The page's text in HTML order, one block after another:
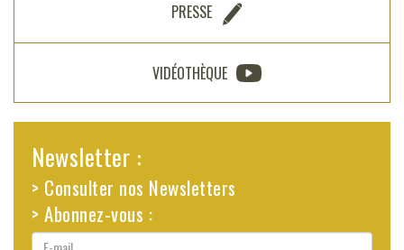
PRESSE
VIDÉOTHÈQUE
Newsletter :
> Consulter nos Newsletters
> Abonnez-vous :
E-